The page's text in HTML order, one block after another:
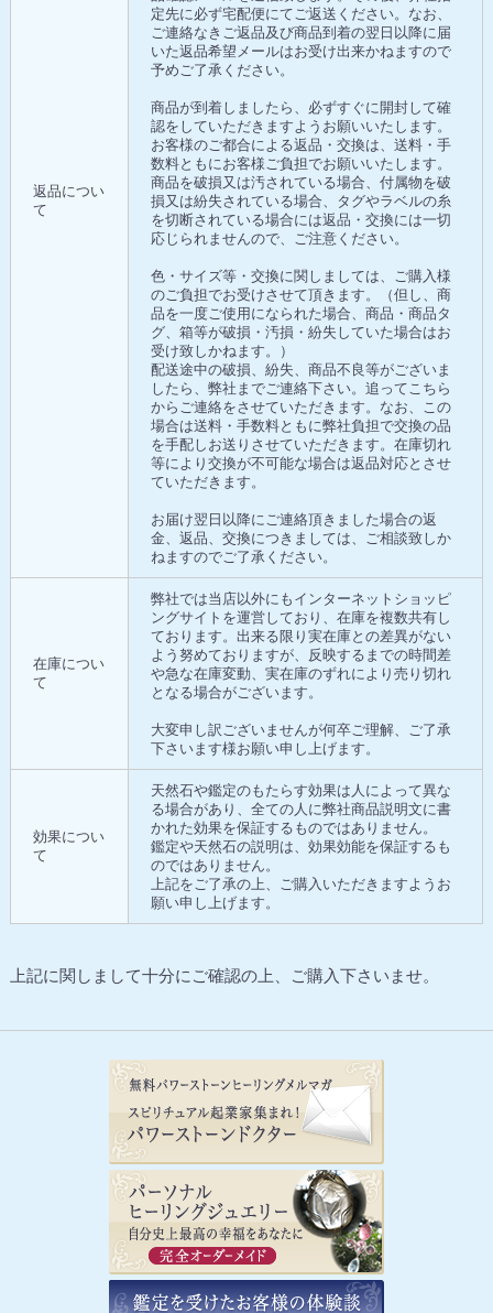
返品につい
て
定先に必ず宅配便にてご返送ください。なお、
ご連絡なきご返品及び商品到着の翌日以降に届
いた返品希望メールはお受け出来かねますので
予めご了承ください。
商品が到着しましたら、必ずすぐに開封して確
認をしていただきますようお願いいたします。
お客様のご都合による返品・交換は、送料・手
数料ともにお客様ご負担でお願いいたします。
商品を破損又は汚されている場合、付属物を破
損又は紛失されている場合、タグやラベルの糸
を切断されている場合には返品・交換には一切
応じられませんので、ご注意ください。
色・サイズ等・交換に関しましては、ご購入様
のご負担でお受けさせて頂きます。（但し、商
品を一度ご使用になられた場合、商品・商品タ
グ、箱等が破損・汚損・紛失していた場合はお
受け致しかねます。）
配送途中の破損、紛失、商品不良等がございま
したら、弊社までご連絡下さい。追ってこちら
からご連絡をさせていただきます。なお、この
場合は送料・手数料ともに弊社負担で交換の品
を手配しお送りさせていただきます。在庫切れ
等により交換が不可能な場合は返品対応とさせ
ていただきます。
お届け翌日以降にご連絡頂きました場合の返
金、返品、交換につきましては、ご相談致しか
ねますのでご了承ください。
在庫につい
て
弊社では当店以外にもインターネットショッピ
ングサイトを運営しており、在庫を複数共有し
ております。出来る限り実在庫との差異がない
よう努めておりますが、反映するまでの時間差
や急な在庫変動、実在庫のずれにより売り切れ
となる場合がございます。
大変申し訳ございませんが何卒ご理解、ご了承
下さいます様お願い申し上げます。
効果につい
て
天然石や鑑定のもたらす効果は人によって異な
る場合があり、全ての人に弊社商品説明文に書
かれた効果を保証するものではありません。
鑑定や天然石の説明は、効果効能を保証するも
のではありません。
上記をご了承の上、ご購入いただきますようお
願い申し上げます。
上記に関しまして十分にご確認の上、ご購入下さいませ。